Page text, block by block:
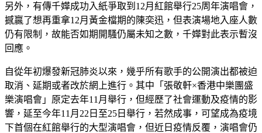
另外，有傳千嬅成功入紙爭取到12月紅館舉行25周年演唱會，
撼贏了想再重拿12月黃金檔期的陳奕迅，但表演場地入座人數
仍有限制，故能否如期開騷仍屬未知之數，千嬅對此表示暫沒
回應。
自從年初爆發新冠肺炎以來，幾乎所有歌手的公開演出都被迫
取消、延期或者改於網上進行。其中「張敬軒×香港中樂團盛
樂演唱會」原定去年11月舉行，但經歷了社會運動及疫情的影
響，延至今年11月22日至25日舉行，若然成事，可望成為疫境
下首個在紅館舉行的大型演唱會，但近日疫情反覆，演唱會仍